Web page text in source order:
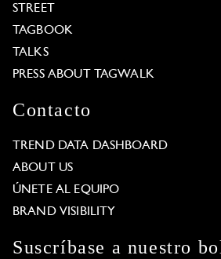
STREET
TAGBOOK
TALKS
PRESS ABOUT TAGWALK
Contacto
TREND DATA DASHBOARD
ABOUT US
ÚNETE AL EQUIPO
BRAND VISIBILITY
Suscríbase a nuestro